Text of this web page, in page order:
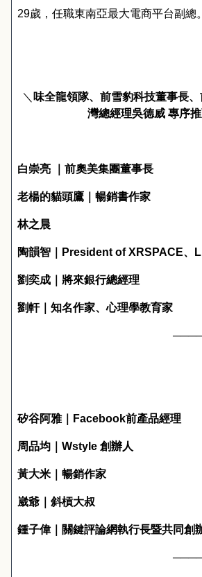
29歲，任職東南亞最大電商平台副總。
＼ 味全龍領隊、前雪豹科技董事長
灣總經理吳德威 專序
白崇亮 ｜前奧美集團董事長
老楊的貓頭鷹｜暢銷書作家
林之晨
陶韻智｜ President of XRSPACE、
劉奕成｜將來銀行總經理
劉軒｜知名作家、心理學教育家
矽谷阿雅｜ Facebook前產品經理
周品均｜ Wstyle 創辦人
黃大米｜暢銷作家
崴爺｜斜槓大叔
鍾子偉｜關鍵評論網執行長暨共同創